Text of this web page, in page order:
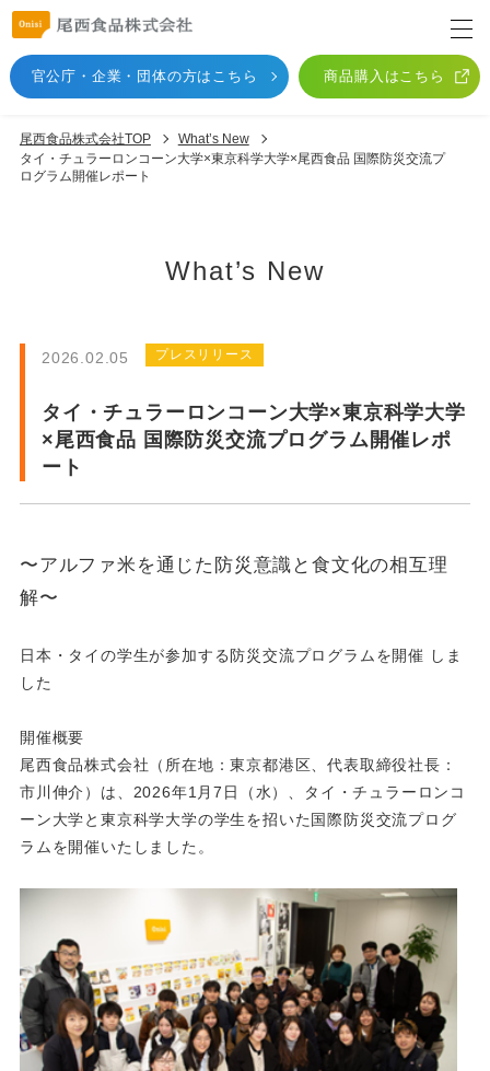
官公庁・企業・団体の方はこちら 商品購入はこちら
尾西食品株式会社TOP
What’s New
タイ・チュラーロンコーン大学×東京科学大学×尾西食品 国際防災交流プ
ログラム開催レポート
What’s New
2026.02.05 プレスリリース
タイ・チュラーロンコーン大学×東京科学大学
×尾西食品 国際防災交流プログラム開催レポ
ート
〜アルファ米を通じた防災意識と食文化の相互理
解〜
日本・タイの学生が参加する防災交流プログラムを開催 しま
した
開催概要
尾西食品株式会社（所在地：東京都港区、代表取締役社長：
市川伸介）は、2026年1月7日（水）、タイ・チュラーロンコ
ーン大学と東京科学大学の学生を招いた国際防災交流プログ
ラムを開催いたしました。